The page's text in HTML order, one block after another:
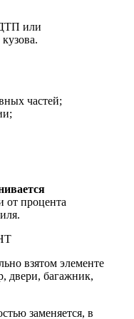
или
частей;
от процента
взятом элементе
двери, багажник,
заменяется, в